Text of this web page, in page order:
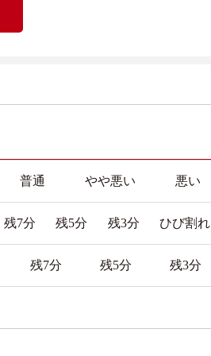
普通 やや悪い 悪い
残7分 残5分 残3分 ひび割れ
残7分 残5分 残3分